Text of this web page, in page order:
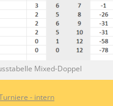
Mixed-Doppel
- intern